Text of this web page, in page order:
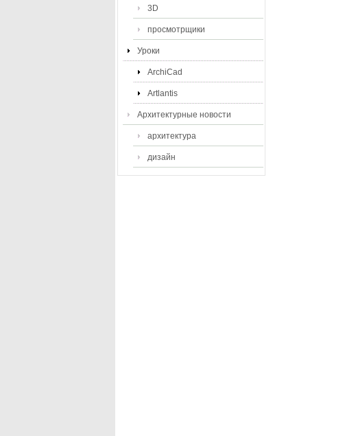
3D
просмотрщики
Уроки
ArchiCad
Artlantis
Архитектурные новости
архитектура
дизайн